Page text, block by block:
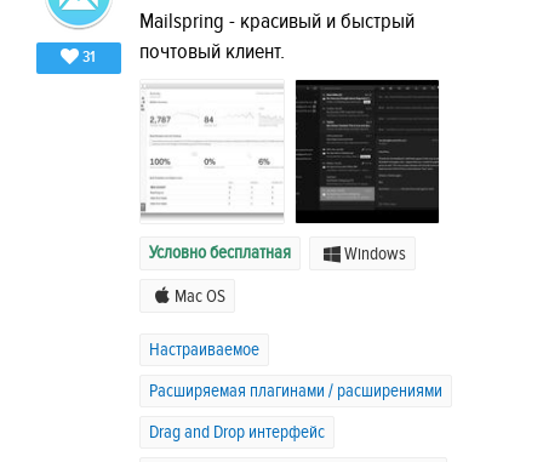
31
Mailspring - красивый и быстрый
почтовый клиент.
Условно бесплатная Windows
Mac OS
Настраиваемое
Расширяемая плагинами / расширениями
Drag and Drop интерфейс